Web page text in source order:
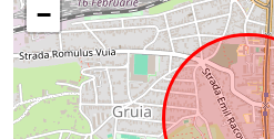
−